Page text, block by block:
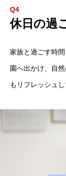
Q4
休日の過
家族と過ごす時
園へ出かけ、自
もリフレッシュし